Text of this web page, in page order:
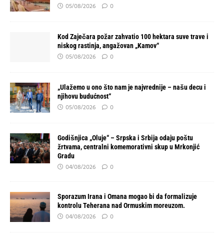
05/08/2026 0
Kod Zaječara požar zahvatio 100 hektara suve trave i
niskog rastinja, angažovan „Kamov“
05/08/2026 0
„Ulažemo u ono što nam je najvrednije – našu decu i
njihovu budućnost“
05/08/2026 0
Godišnjica „Oluje“ – Srpska i Srbija odaju poštu
žrtvama, centralni komemorativni skup u Mrkonjić
Gradu
04/08/2026 0
Sporazum Irana i Omana mogao bi da formalizuje
kontrolu Teherana nad Ormuskim moreuzom.
04/08/2026 0